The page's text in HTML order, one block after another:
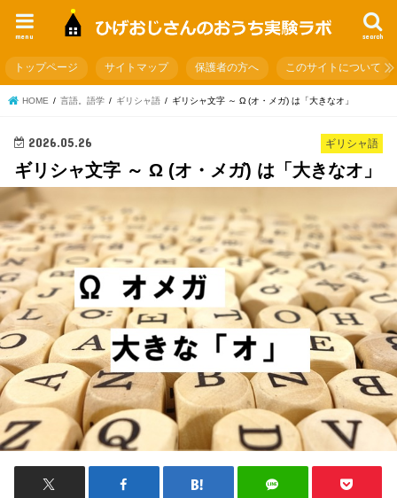
search
menu
トップページ サイトマップ 保護者の方へ このサイトについて
HOME 言語。語学 ギリシャ語 ギリシャ文字 ～ Ω (オ・メガ) は「大きなオ」
ギリシャ語
2026.05.26
ギリシャ文字 ～ Ω (オ・メガ) は「大きなオ」